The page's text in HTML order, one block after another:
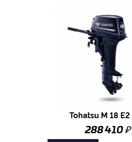
Tohatsu M 18 E2
288 410 ₽